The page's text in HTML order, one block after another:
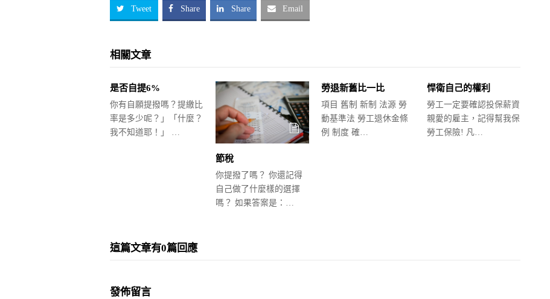
Tweet Share Share Email
相關文章
是否自提6%
你有自願提撥嗎？提繳比
率是多少呢？」「什麼？
我不知道耶！」 …
節稅
你提撥了嗎？ 你還記得
自己做了什麼樣的選擇
嗎？ 如果答案是：…
勞退新舊比一比
項目 舊制 新制 法源 勞
動基準法 勞工退休金條
例 制度 確…
悍衛自己的權利
勞工一定要確認投保薪資
親愛的雇主，記得幫我保
勞工保險! 凡…
這篇文章有0篇回應
發佈留言